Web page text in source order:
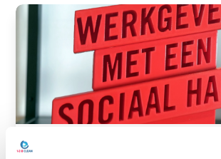
Een award voor 12BClean!